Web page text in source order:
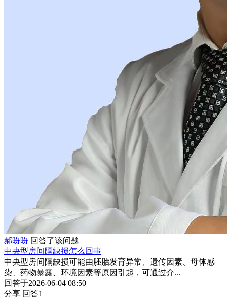
郝盼盼 回答了该问题
中央型房间隔缺损怎么回事
中央型房间隔缺损可能由胚胎发育异常、遗传因素、母体感
染、药物暴露、环境因素等原因引起，可通过介...
回答于2026-06-04 08:50
分享 回答1